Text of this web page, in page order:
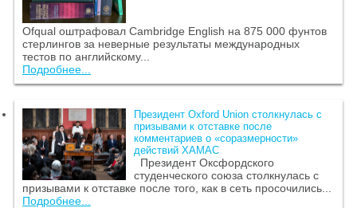
Ofqual оштрафовал Cambridge English на 875 000 фунтов
стерлингов за неверные результаты международных
тестов по английскому...
Подробнее...
Президент Oxford Union столкнулась с
призывами к отставке после
комментариев о «соразмерности»
действий ХАМАС
Президент Оксфордского
студенческого союза столкнулась с
призывами к отставке после того, как в сеть просочились...
Подробнее...